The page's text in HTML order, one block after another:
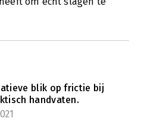
blik op frictie bij
handvaten.